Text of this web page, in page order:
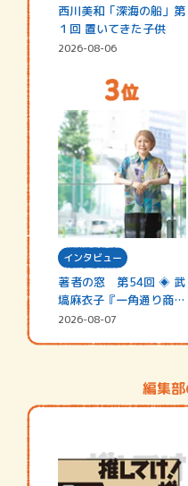
西川美和「深海の船」第
１回 置いてきた子供
2026-08-06
インタビュー
著者の窓 第54回 ◈ 武
塙麻衣子『一角通り商店
街の…
2026-08-07
編集